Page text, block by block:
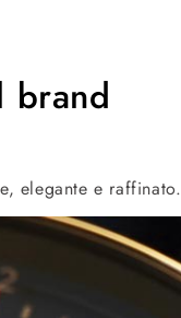
brand
elegante e raffinato.